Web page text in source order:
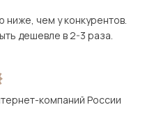
ниже, чем у конкурентов.
дешевле в 2-3 раза.
компаний России